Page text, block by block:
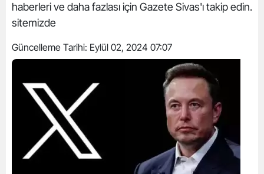
haberleri ve daha fazlası için Gazete Sivas'ı takip edin.
sitemizde
Güncelleme Tarihi: Eylül 02, 2024 07:07